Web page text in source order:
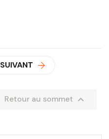
SUIVANT
Retour au sommet 